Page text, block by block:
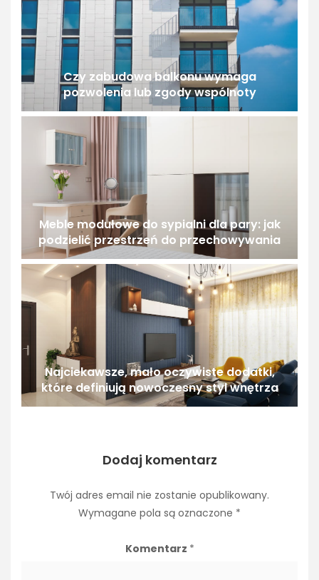
Czy zabudowa balkonu wymaga
pozwolenia lub zgody wspólnoty
Meble modułowe do sypialni dla pary: jak
podzielić przestrzeń do przechowywania
Najciekawsze, mało oczywiste dodatki,
które definiują nowoczesny styl wnętrza
Dodaj komentarz
Twój adres email nie zostanie opublikowany.
Wymagane pola są oznaczone *
Komentarz *